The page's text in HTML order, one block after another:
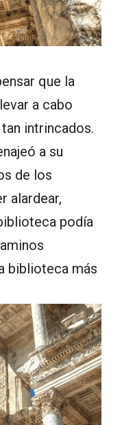
que la
a cabo
intrincados.
a su
de los
alardear,
podía
biblioteca más